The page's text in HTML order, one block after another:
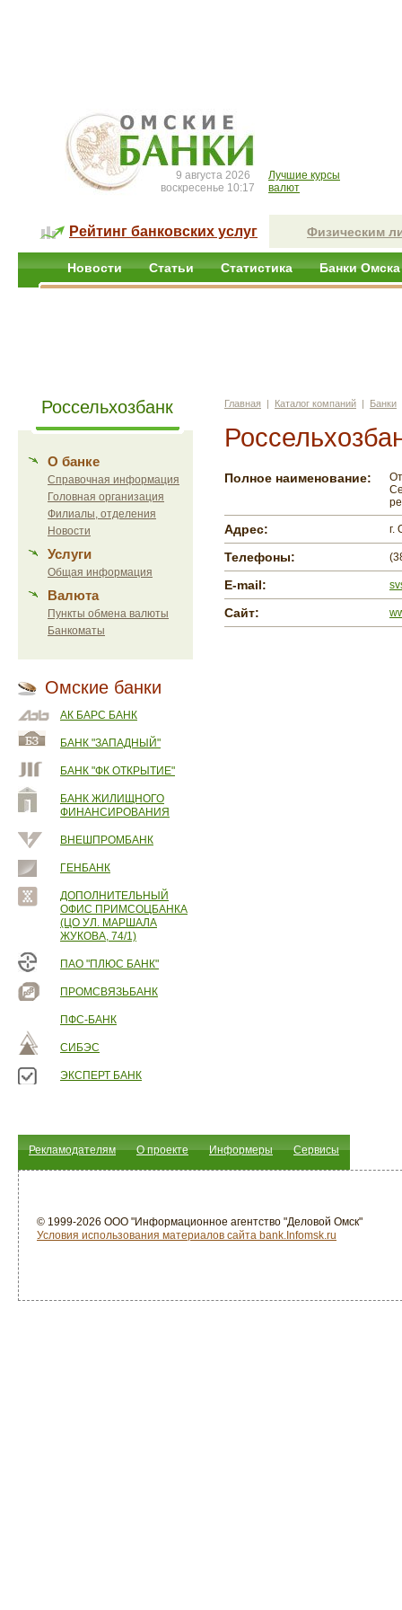
9 августа 2026
воскресенье 10:17
Лучшие курсы
валют
Рейтинг банковских услуг Физическим
Новости Статьи Статистика Банки Омска
Россельхозбанк
О банке
Справочная информация
Головная организация
Филиалы, отделения
Новости
Услуги
Общая информация
Валюта
Пункты обмена валюты
Банкоматы
Омские банки
АК БАРС БАНК
БАНК "ЗАПАДНЫЙ"
БАНК "ФК ОТКРЫТИЕ"
БАНК ЖИЛИЩНОГО
ФИНАНСИРОВАНИЯ
ВНЕШПРОМБАНК
ГЕНБАНК
ДОПОЛНИТЕЛЬНЫЙ
ОФИС ПРИМСОЦБАНКА
(ЦО УЛ. МАРШАЛА
ЖУКОВА, 74/1)
ПАО "ПЛЮС БАНК"
ПРОМСВЯЗЬБАНК
ПФС-БАНК
СИБЭС
ЭКСПЕРТ БАНК
Главная | Каталог компаний | Банки
Полное наименование:
Адрес: г.
Телефоны:
E-mail:
Сайт:
Рекламодателям О проекте Информеры Сервисы
© 1999-2026 ООО "Информационное агентство "Деловой Омск"
Условия использования материалов сайта bank.Infomsk.ru